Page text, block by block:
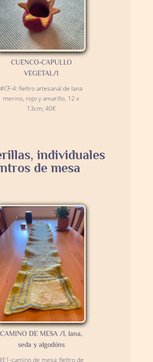
CUENCO-CAPULLO
VEGETAL/1
#CF-4: fieltro artesanal de lana
merino, rojo y amarillo, 12 x
13cm; 40€
individuales
de mesa
CAMINO DE MESA /1, lana,
seda y algodóns
camino de mesa: fieltro de